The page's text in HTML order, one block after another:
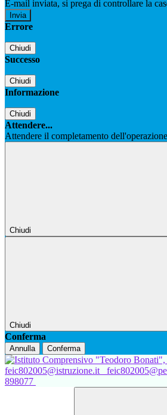
E-mail inviata, si prega di controllare la
Errore
Chiudi
Successo
Chiudi
Informazione
Chiudi
Attendere...
Attendere il completamento
Chiudi
Chiudi
Conferma
Annulla Conferma
feic802005@istruzione.it
898077